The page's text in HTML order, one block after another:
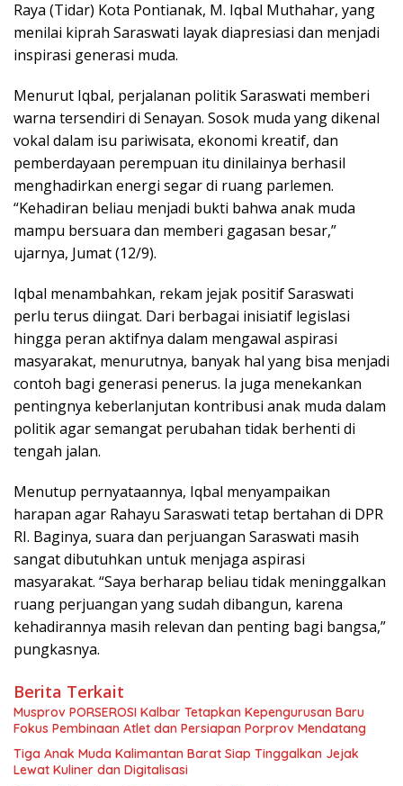
Raya (Tidar) Kota Pontianak, M. Iqbal Muthahar, yang
menilai kiprah Saraswati layak diapresiasi dan menjadi
inspirasi generasi muda.
Menurut Iqbal, perjalanan politik Saraswati memberi
warna tersendiri di Senayan. Sosok muda yang dikenal
vokal dalam isu pariwisata, ekonomi kreatif, dan
pemberdayaan perempuan itu dinilainya berhasil
menghadirkan energi segar di ruang parlemen.
“Kehadiran beliau menjadi bukti bahwa anak muda
mampu bersuara dan memberi gagasan besar,”
ujarnya, Jumat (12/9).
Iqbal menambahkan, rekam jejak positif Saraswati
perlu terus diingat. Dari berbagai inisiatif legislasi
hingga peran aktifnya dalam mengawal aspirasi
masyarakat, menurutnya, banyak hal yang bisa menjadi
contoh bagi generasi penerus. Ia juga menekankan
pentingnya keberlanjutan kontribusi anak muda dalam
politik agar semangat perubahan tidak berhenti di
tengah jalan.
Menutup pernyataannya, Iqbal menyampaikan
harapan agar Rahayu Saraswati tetap bertahan di DPR
RI. Baginya, suara dan perjuangan Saraswati masih
sangat dibutuhkan untuk menjaga aspirasi
masyarakat. “Saya berharap beliau tidak meninggalkan
ruang perjuangan yang sudah dibangun, karena
kehadirannya masih relevan dan penting bagi bangsa,”
pungkasnya.
Berita Terkait
Musprov PORSEROSI Kalbar Tetapkan Kepengurusan Baru
Fokus Pembinaan Atlet dan Persiapan Porprov Mendatang
Tiga Anak Muda Kalimantan Barat Siap Tinggalkan Jejak
Lewat Kuliner dan Digitalisasi